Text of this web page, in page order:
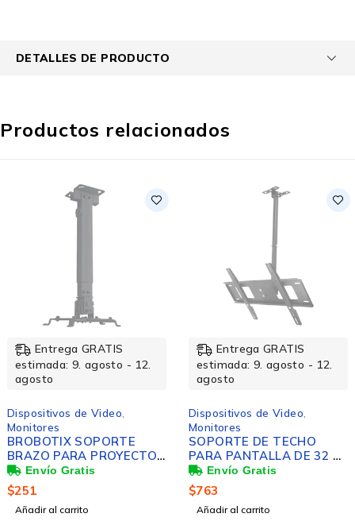
DETALLES DE PRODUCTO
Productos relacionados
Entrega GRATIS
estimada: 9. agosto - 12.
agosto
Dispositivos de Video
Monitores
BROBOTIX SOPORTE
BRAZO PARA PROYECTOR
TECHO PARED
EXPANDIBLE 43 A 63
CENTIMETROS COLOR
NEGRO
$251
Añadir al carrito
Entrega GRATIS
estimada: 9. agosto - 12.
agosto
Dispositivos de Video
Monitores
SOPORTE DE TECHO
PARA PANTALLA DE 32 A
72 ALTURA AJUSTABLE
$763
Añadir al carrito